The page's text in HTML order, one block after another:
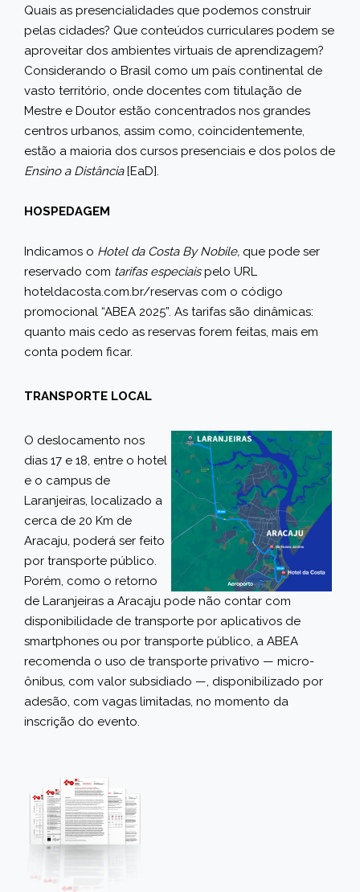
Quais as presencialidades que podemos construir
pelas cidades? Que conteúdos curriculares podem se
aproveitar dos ambientes virtuais de aprendizagem?
Considerando o Brasil como um país continental de
vasto território, onde docentes com titulação de
Mestre e Doutor estão concentrados nos grandes
centros urbanos, assim como, coincidentemente,
estão a maioria dos cursos presenciais e dos polos de
Ensino a Distância[EaD].
HOSPEDAGEM
Indicamos o Hotel da Costa By Nobile, que pode ser
reservado com tarifas especiaispelo URL
hoteldacosta.com.br/reservas com o código
promocional “ABEA 2025”. As tarifas são dinâmicas:
quanto mais cedo as reservas forem feitas, mais em
conta podem ficar.
TRANSPORTE LOCAL
O deslocamento nos
dias 17 e 18, entre o hotel
e o campus de
Laranjeiras, localizado a
cerca de 20 Km de
Aracaju, poderá ser feito
por transporte público.
Porém, como o retorno
de Laranjeiras a Aracaju pode não contar com
disponibilidade de transporte por aplicativos de
smartphones ou por transporte público, a ABEA
recomenda o uso de transporte privativo — micro-
ônibus, com valor subsidiado —, disponibilizado por
adesão, com vagas limitadas, no momento da
inscrição do evento.